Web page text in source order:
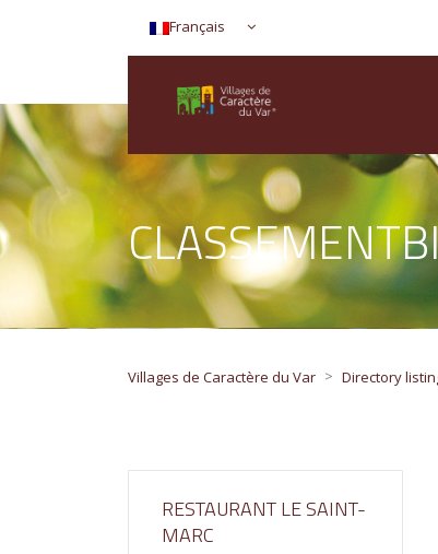
Français
Villages de Caractère du Var > Directory
RESTAURANT LE SAINT-
MARC